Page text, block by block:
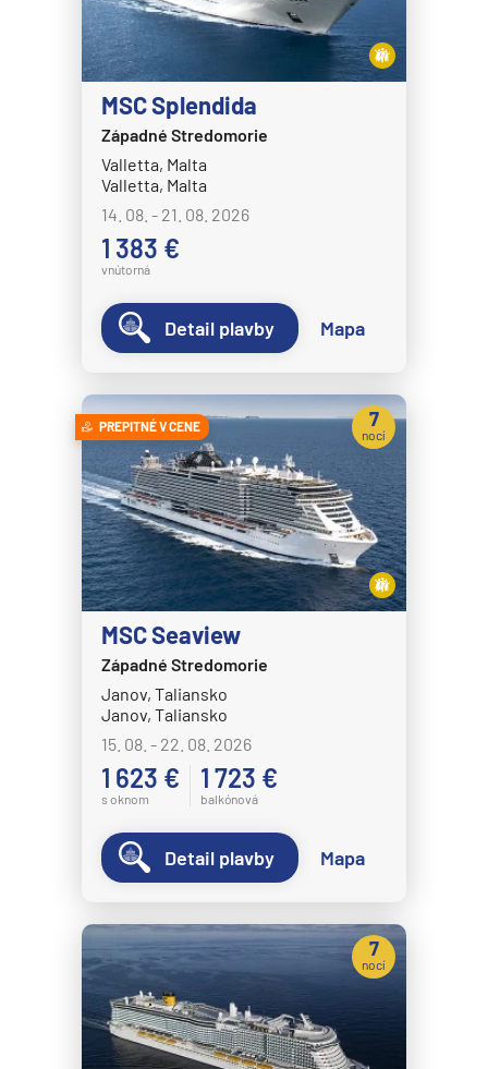
MSC Splendida
Západné Stredomorie
Valletta, Malta
Valletta, Malta
14. 08. - 21. 08. 2026
1 383 €
vnútorná
Detail plavby Mapa
PREPITNÉ V CENE
MSC Seaview
Západné Stredomorie
Janov, Taliansko
Janov, Taliansko
15. 08. - 22. 08. 2026
1 623 €
s oknom
1 723 €
balkónová
7
nocí
Detail plavby Mapa
7
nocí